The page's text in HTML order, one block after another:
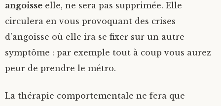
angoisse elle, ne sera pas supprimée. Elle
circulera en vous provoquant des crises
d’angoisse où elle ira se fixer sur un autre
symptôme : par exemple tout à coup vous aurez
peur de prendre le métro.
La thérapie comportementale ne fera que